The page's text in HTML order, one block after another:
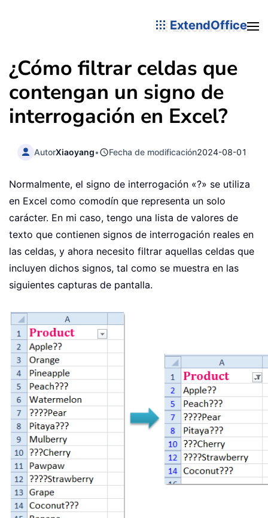
ExtendOffice
¿Cómo filtrar celdas que
contengan un signo de
interrogación en Excel?
AutorXiaoyang• Fecha de modificación2024-08-01
Normalmente, el signo de interrogación «?» se utiliza
en Excel como comodín que representa un solo
carácter. En mi caso, tengo una lista de valores de
texto que contienen signos de interrogación reales en
las celdas, y ahora necesito filtrar aquellas celdas que
incluyen dichos signos, tal como se muestra en las
siguientes capturas de pantalla.